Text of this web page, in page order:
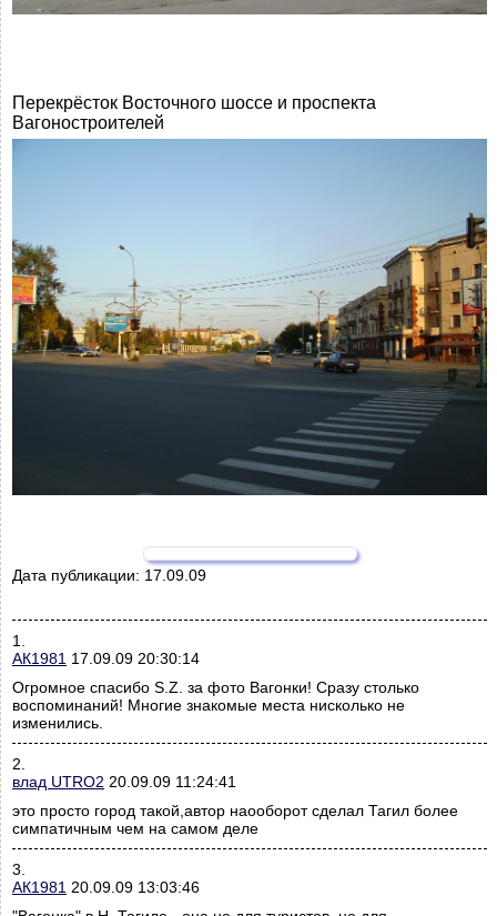
Перекрёсток Восточного шоссе и проспекта
Вагоностроителей
Дата публикации: 17.09.09
1.
АК1981 17.09.09 20:30:14
Огромное спасибо S.Z. за фото Вагонки! Сразу столько
воспоминаний! Многие знакомые места нисколько не
изменились.
2.
влад UTRO2 20.09.09 11:24:41
это просто город такой,автор наооборот сделал Тагил более
симпатичным чем на самом деле
3.
АК1981 20.09.09 13:03:46